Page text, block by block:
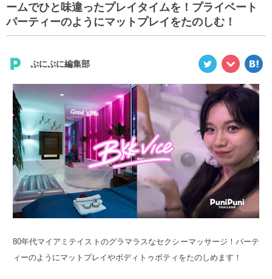
ームでひと味違ったプレイタイムを！プライベート
パーティーのようにマットプレイをたのしむ！
ぷにぷに編集部
80年代マイアミテイストのグラマラスなセクシーマッサージ！パーテ
ィーのようにマットプレイやボディトゥボティをたのしめます！